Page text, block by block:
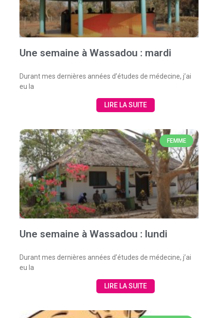
Une semaine à Wassadou : mardi
Durant mes dernières années d’études de médecine, j’ai
eu la
LIRE LA SUITE
FEMME
Une semaine à Wassadou : lundi
Durant mes dernières années d’études de médecine, j’ai
eu la
LIRE LA SUITE